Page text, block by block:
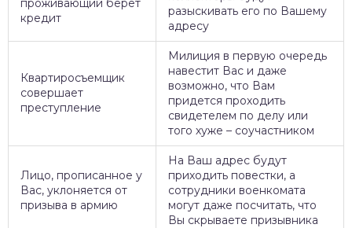
проживающий берет
кредит
разыскивать его по Вашему
адресу
Квартиросъемщик
совершает
преступление
Милиция в первую очередь
навестит Вас и даже
возможно, что Вам
придется проходить
свидетелем по делу или
того хуже – соучастником
Лицо, прописанное у
Вас, уклоняется от
призыва в армию
На Ваш адрес будут
приходить повестки, а
сотрудники военкомата
могут даже посчитать, что
Вы скрываете призывника